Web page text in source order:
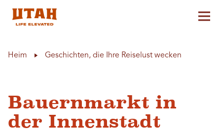
Heim Geschichten, die Ihre Reiselust wecken
Bauernmarkt in
der Innenstadt